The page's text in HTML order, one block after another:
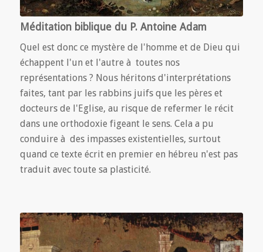
Méditation biblique du P. Antoine Adam
Quel est donc ce mystère de l'homme et de Dieu qui
échappent l'un et l'autre à toutes nos
représentations ? Nous héritons d'interprétations
faites, tant par les rabbins juifs que les pères et
docteurs de l'Eglise, au risque de refermer le récit
dans une orthodoxie figeant le sens. Cela a pu
conduire à des impasses existentielles, surtout
quand ce texte écrit en premier en hébreu n'est pas
traduit avec toute sa plasticité.